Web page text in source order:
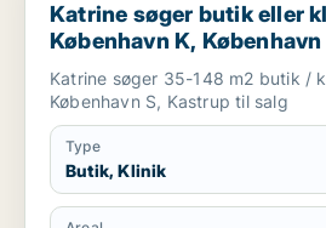
Katrine søger butik eller
København K,
Katrine søger 35-148 m2 butik /
København S, Kastrup til salg
Type
Butik, Klinik